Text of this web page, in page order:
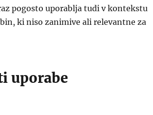
pogosto uporablja tudi v kontekstu
ki niso zanimive ali relevantne za
uporabe